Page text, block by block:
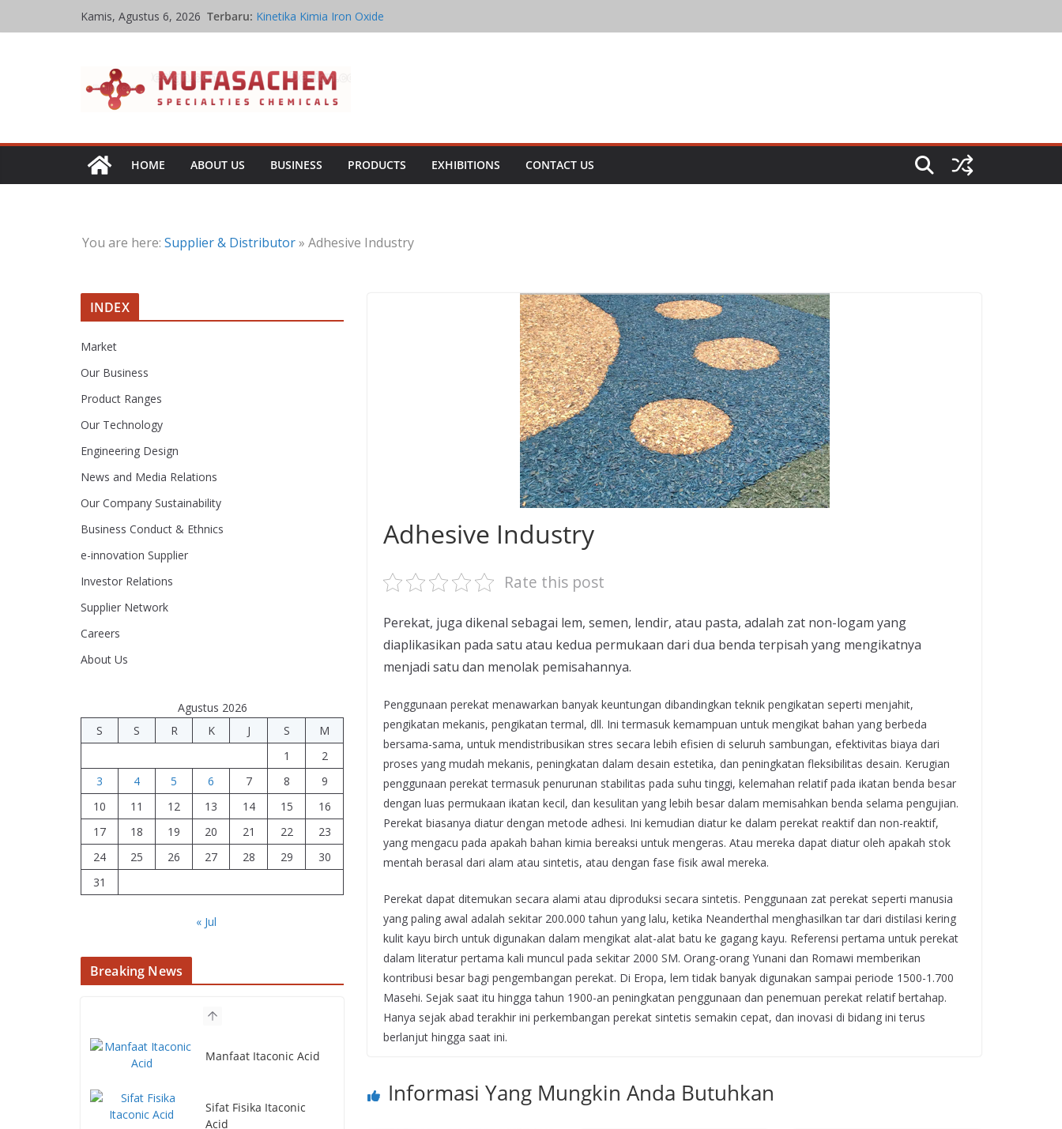
to
Kamis, Agustus 6, 2026 Terbaru: Kinetika Kimia Iron Oxide
Pabrik Penghasil Iron Oxide
Stoikiometri Iron Oxide
HOME ABOUT US BUSINESS PRODUCTS EXHIBITIONS CONTACT US
You are here: Supplier & Distributor» Adhesive Industry
Adhesive Industry
Rate this post
Perekat, juga dikenal sebagai lem, semen, lendir, atau pasta, adalah zat non-logam yang
diaplikasikan pada satu atau kedua permukaan dari dua benda terpisah yang mengikatnya
menjadi satu dan menolak pemisahannya.
Penggunaan perekat menawarkan banyak keuntungan dibandingkan teknik pengikatan seperti menjahit,
pengikatan mekanis, pengikatan termal, dll. Ini termasuk kemampuan untuk mengikat bahan yang berbeda
bersama-sama, untuk mendistribusikan stres secara lebih efisien di seluruh sambungan, efektivitas biaya dari
proses yang mudah mekanis, peningkatan dalam desain estetika, dan peningkatan fleksibilitas desain. Kerugian
penggunaan perekat termasuk penurunan stabilitas pada suhu tinggi, kelemahan relatif pada ikatan benda besar
dengan luas permukaan ikatan kecil, dan kesulitan yang lebih besar dalam memisahkan benda selama pengujian.
Perekat biasanya diatur dengan metode adhesi. Ini kemudian diatur ke dalam perekat reaktif dan non-reaktif,
yang mengacu pada apakah bahan kimia bereaksi untuk mengeras. Atau mereka dapat diatur oleh apakah stok
mentah berasal dari alam atau sintetis, atau dengan fase fisik awal mereka.
Perekat dapat ditemukan secara alami atau diproduksi secara sintetis. Penggunaan zat perekat seperti manusia
yang paling awal adalah sekitar 200.000 tahun yang lalu, ketika Neanderthal menghasilkan tar dari distilasi kering
kulit kayu birch untuk digunakan dalam mengikat alat-alat batu ke gagang kayu. Referensi pertama untuk perekat
dalam literatur pertama kali muncul pada sekitar 2000 SM. Orang-orang Yunani dan Romawi memberikan
kontribusi besar bagi pengembangan perekat. Di Eropa, lem tidak banyak digunakan sampai periode 1500-1.700
Masehi. Sejak saat itu hingga tahun 1900-an peningkatan penggunaan dan penemuan perekat relatif bertahap.
Hanya sejak abad terakhir ini perkembangan perekat sintetis semakin cepat, dan inovasi di bidang ini terus
berlanjut hingga saat ini.
Informasi Yang Mungkin Anda Butuhkan
INDEX
Market
Our Business
Product Ranges
Our Technology
Engineering Design
News and Media Relations
Our Company Sustainability
Business Conduct & Ethnics
e-innovation Supplier
Investor Relations
Supplier Network
Careers
About Us
Agustus 2026
S
S R K J S
M
1
2
3
4 5 6 7 8
9
10
11 12 13 14 15
16
17
18 19 20 21 22
23
24
25 26 27 28 29
30
31
« Jul
Breaking News
Manfaat Itaconic Acid
Sifat Fisika Itaconic
Acid